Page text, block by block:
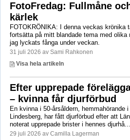
FotoFredag: Fullmåne
kärlek
FOTOKRÖNIKA: I denna veckas krönika
fortsätta på mitt blandade tema med olika
jag lyckats fånga under veckan.
31 juli 2026 av Sami Rahkonen
Visa hela artikeln
Efter upprepade
– kvinna får djurförbud
En kvinna i 50-årsåldern, hemmahörande i
Lindesberg, har fått djurförbud efter att
noterat upprepade brister i hennes djurhå...
29 juli 2026 av Camilla Lagerman